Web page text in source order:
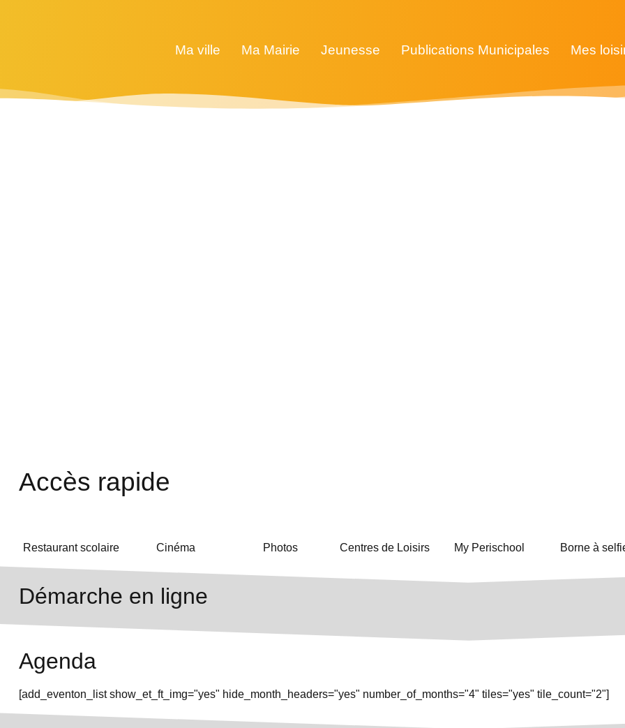
Ma ville Ma Mairie Jeunesse Publications Municipales Mes
Accès rapide
Restaurant scolaire Cinéma Photos Centres de Loisirs My Perischool Borne à
Démarche en ligne
Agenda
[add_eventon_list show_et_ft_img="yes" hide_month_headers="yes" number_of_months="4" tiles="yes" tile_count="2"]